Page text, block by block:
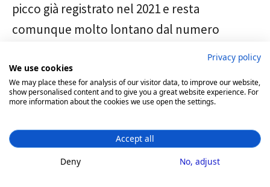
picco già registrato nel 2021 e resta
comunque molto lontano dal numero
fiscalmente rilevanti.
Polonia
La Polonia mostra una crescita nel numero
Privacy policy
We use cookies
We may place these for analysis of our visitor data, to improve our website,
show personalised content and to give you a great website experience. For
more information about the cookies we use open the settings.
Accept all
Deny
No, adjust